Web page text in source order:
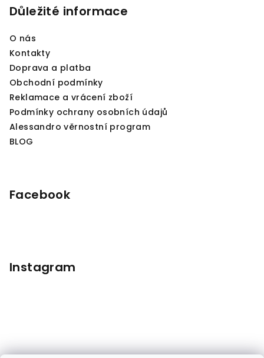
Důležité informace
O nás
Kontakty
Doprava a platba
Obchodní podmínky
Reklamace a vrácení zboží
Podmínky ochrany osobních údajů
Alessandro věrnostní program
BLOG
Facebook
Instagram